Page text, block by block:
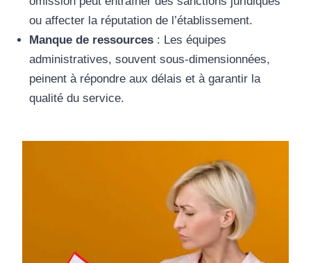
ou affecter la réputation de l’établissement.
Manque de ressources : Les équipes
administratives, souvent sous-dimensionnées,
peinent à répondre aux délais et à garantir la
qualité du service.